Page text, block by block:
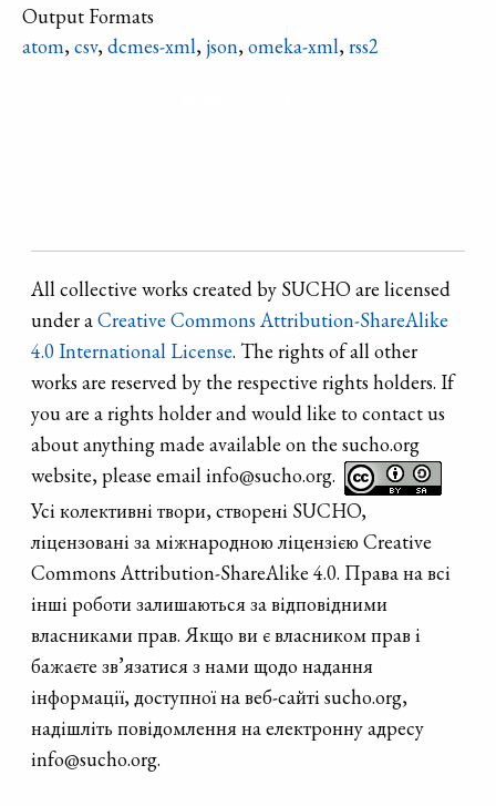
Output Formats
atom, csv, dcmes-xml, json, omeka-xml, rss2
All collective works created by SUCHO are licensed
under aCreative Commons Attribution-ShareAlike
4.0 International License. The rights of all other
works are reserved by the respective rights holders. If
you are a rights holder and would like to contact us
about anything made available on the sucho.org
website, please email info@sucho.org.
Усі колективні твори, створені SUCHO,
ліцензовані за міжнародною ліцензією Creative
Commons Attribution-ShareAlike 4.0. Права на всі
інші роботи залишаються за відповідними
власниками прав. Якщо ви є власником прав і
бажаєте зв’язатися з нами щодо надання
інформації, доступної на веб-сайті sucho.org,
надішліть повідомлення на електронну адресу
info@sucho.org.